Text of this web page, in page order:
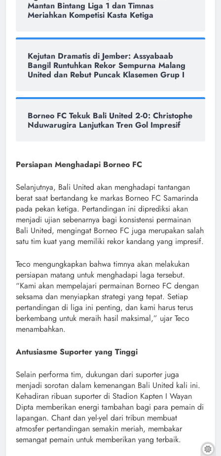
Mantan Bintang Liga 1 dan Timnas
Meriahkan Kompetisi Kasta Ketiga
Kejutan Dramatis di Jember: Assyabaab
Bangil Runtuhkan Rekor Sempurna Malang
United dan Rebut Puncak Klasemen Grup I
Borneo FC Tekuk Bali United 2-0: Christophe
Nduwarugira Lanjutkan Tren Gol Impresif
Persiapan Menghadapi Borneo FC
Selanjutnya, Bali United akan menghadapi tantangan
berat saat bertandang ke markas Borneo FC Samarinda
pada pekan ketiga. Pertandingan ini diprediksi akan
menjadi ujian sebenarnya bagi konsistensi permainan
Bali United, mengingat Borneo FC juga merupakan salah
satu tim kuat yang memiliki rekor kandang yang impresif.
Teco mengungkapkan bahwa timnya akan melakukan
persiapan matang untuk menghadapi laga tersebut.
“Kami akan mempelajari permainan Borneo FC dengan
seksama dan menyiapkan strategi yang tepat. Setiap
pertandingan di liga ini penting, dan kami harus terus
berkembang untuk meraih hasil maksimal,” ujar Teco
menambahkan.
Antusiasme Suporter yang Tinggi
Selain performa tim, dukungan dari suporter juga
menjadi sorotan dalam kemenangan Bali United kali ini.
Kehadiran ribuan suporter di Stadion Kapten I Wayan
Dipta memberikan energi tambahan bagi para pemain di
lapangan. Chant dan yel-yel dari tribun membuat
atmosfer pertandingan semakin meriah, membakar
semangat pemain untuk memberikan yang terbaik.